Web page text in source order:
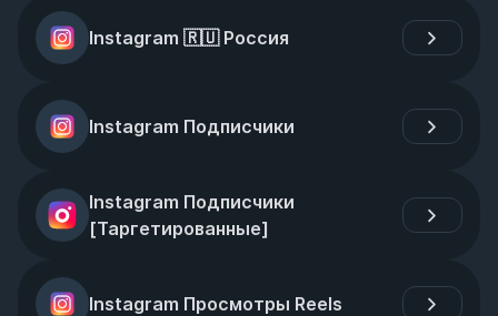
Instagram 🇷🇺 Россия
Instagram Подписчики
Instagram Подписчики
[Таргетированные]
Instagram Просмотры Reels